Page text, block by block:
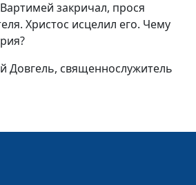
магистр богословия
магистр богословия
магистр богословия
закричал, прося
Христос исцелил его. Чему
Довгель, священнослужитель